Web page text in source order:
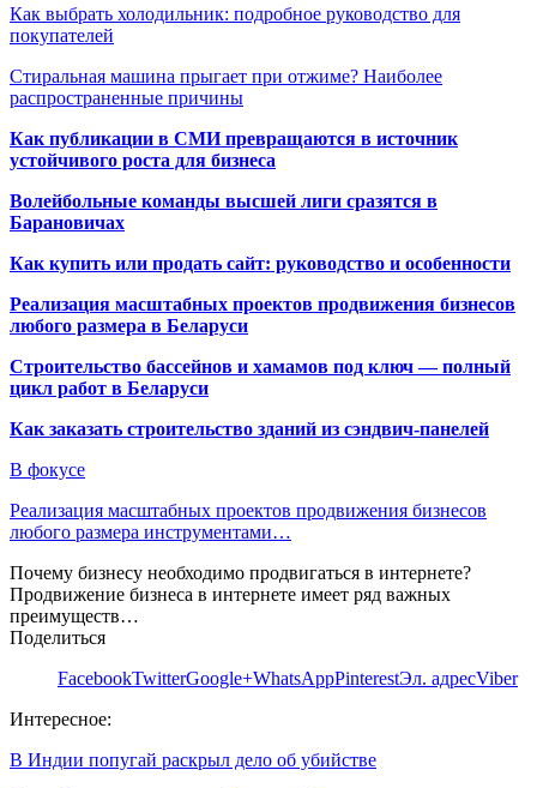
Как выбрать холодильник: подробное руководство для
покупателей
Стиральная машина прыгает при отжиме? Наиболее
распространенные причины
Как публикации в СМИ превращаются в источник
устойчивого роста для бизнеса
Волейбольные команды высшей лиги сразятся в
Барановичах
Как купить или продать сайт: руководство и особенности
Реализация масштабных проектов продвижения бизнесов
любого размера в Беларуси
Строительство бассейнов и хамамов под ключ — полный
цикл работ в Беларуси
Как заказать строительство зданий из сэндвич-панелей
В фокусе
Реализация масштабных проектов продвижения бизнесов
любого размера инструментами…
Почему бизнесу необходимо продвигаться в интернете?
Продвижение бизнеса в интернете имеет ряд важных
преимуществ…
Поделиться
FacebookTwitterGoogle+WhatsAppPinterestЭл. адресViber
Интересное:
В Индии попугай раскрыл дело об убийстве